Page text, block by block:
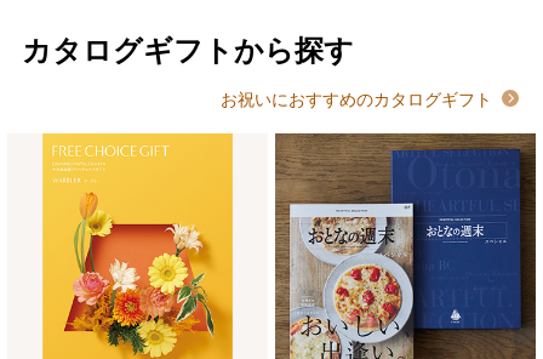
カタログギフトから探す
お祝いにおすすめのカタログギフト